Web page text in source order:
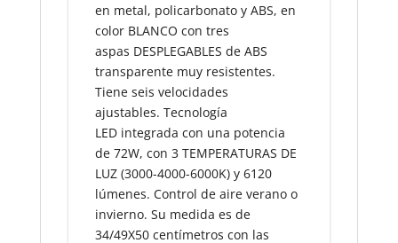
en metal, policarbonato y ABS, en
color BLANCO con tres
aspas DESPLEGABLES de ABS
transparente muy resistentes.
Tiene seis velocidades
ajustables. Tecnología
LED integrada con una potencia
de 72W, con 3 TEMPERATURAS DE
LUZ (3000-4000-6000K) y 6120
lúmenes. Control de aire verano o
invierno. Su medida es de
34/49X50 centímetros con las